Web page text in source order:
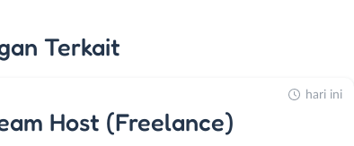
Terkait
Host (Freelance)
hari ini